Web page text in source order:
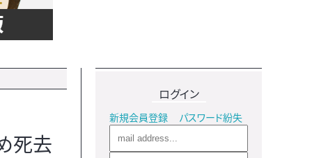
死去
ログイン
新規会員登録 パスワード紛失